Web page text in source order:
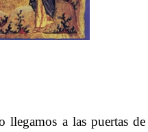
a las puertas de